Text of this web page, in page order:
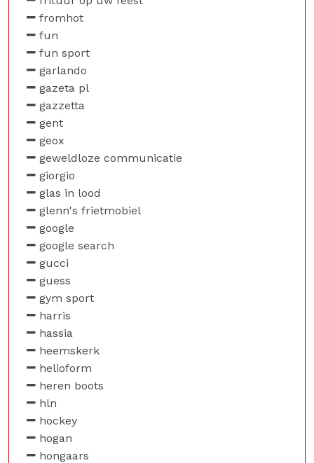
fromhot
fun
fun sport
garlando
gazeta pl
gazzetta
gent
geox
geweldloze communicatie
giorgio
glas in lood
glenn's frietmobiel
google
google search
gucci
guess
gym sport
harris
hassia
heemskerk
helioform
heren boots
hln
hockey
hogan
hongaars